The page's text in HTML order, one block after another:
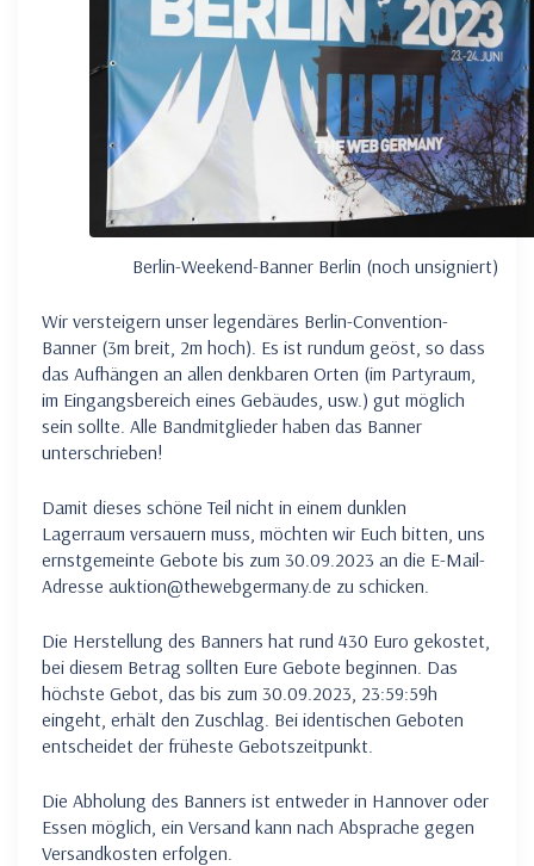
Berlin-Weekend-Banner Berlin (noch unsigniert)
Wir versteigern unser legendäres Berlin-Convention-
Banner (3m breit, 2m hoch). Es ist rundum geöst, so dass
das Aufhängen an allen denkbaren Orten (im Partyraum,
im Eingangsbereich eines Gebäudes, usw.) gut möglich
sein sollte. Alle Bandmitglieder haben das Banner
unterschrieben!
Damit dieses schöne Teil nicht in einem dunklen
Lagerraum versauern muss, möchten wir Euch bitten, uns
ernstgemeinte Gebote bis zum 30.09.2023 an die E-Mail-
Adresse auktion@thewebgermany.de zu schicken.
Die Herstellung des Banners hat rund 430 Euro gekostet,
bei diesem Betrag sollten Eure Gebote beginnen. Das
höchste Gebot, das bis zum 30.09.2023, 23:59:59h
eingeht, erhält den Zuschlag. Bei identischen Geboten
entscheidet der früheste Gebotszeitpunkt.
Die Abholung des Banners ist entweder in Hannover oder
Essen möglich, ein Versand kann nach Absprache gegen
Versandkosten erfolgen.